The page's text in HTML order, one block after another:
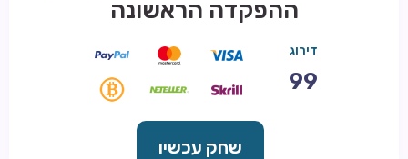
ההפקדה הראשונה
דירוג
99
שחק עכשיו